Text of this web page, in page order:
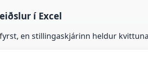
í Excel
en stillingaskjárinn heldur